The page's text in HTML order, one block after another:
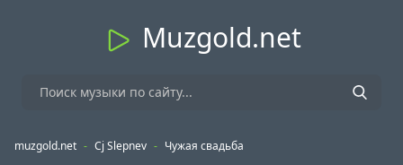
Muzgold.net
muzgold.net - Cj Slepnev - Чужая свадьба